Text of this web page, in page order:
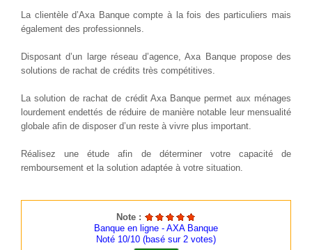
La clientèle d’Axa Banque compte à la fois des particuliers mais
également des professionnels.
Disposant d’un large réseau d’agence, Axa Banque propose des
solutions de rachat de crédits très compétitives.
La solution de rachat de crédit Axa Banque permet aux ménages
lourdement endettés de réduire de manière notable leur mensualité
globale afin de disposer d’un reste à vivre plus important.
Réalisez une étude afin de déterminer votre capacité de
remboursement et la solution adaptée à votre situation.
Note :
Banque en ligne - AXA Banque
Noté 10/10 (basé sur 2 votes)